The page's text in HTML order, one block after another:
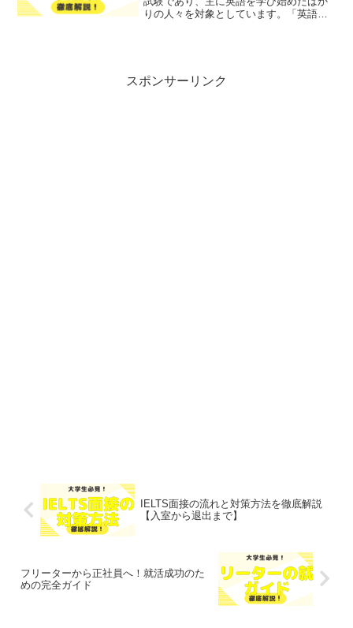
りの人々を対象としています。「英語を
スポンサーリンク
IELTS面接の流れと対策方法を徹底解説
【入室から退出まで】
フリーターから正社員へ！就活成功のた
めの完全ガイド